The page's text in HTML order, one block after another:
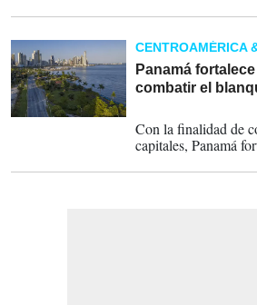
CENTROAMÉRICA
Panamá
combatir el
Con la finalidad de
capitales, Panamá